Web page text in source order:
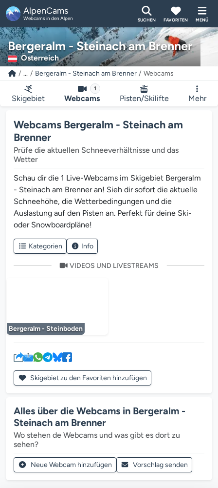
AlpenCams
Webcams in den Alpen SUCHEN FAVORITEN MENÜ
Bergeralm - Steinach am Brenner
Österreich
... Bergeralm - Steinach am Brenner Webcams
Skigebiet
1
Webcams Pisten/Skilifte Mehr
Webcams Bergeralm - Steinach am
Brenner
Prüfe die aktuellen Schneeverhältnisse und das
Wetter
Schau dir die 1 Live-Webcams im Skigebiet Bergeralm
- Steinach am Brenner an! Sieh dir sofort die aktuelle
Schneehöhe, die Wetterbedingungen und die
Auslastung auf den Pisten an. Perfekt für deine Ski-
oder Snowboardpläne!
Kategorien Info
VIDEOS UND LIVESTREAMS
Bergeralm - Steinboden
Skigebiet zu den Favoriten hinzufügen
Alles über die Webcams in Bergeralm -
Steinach am Brenner
Wo stehen de Webcams und was gibt es dort zu
sehen?
Neue Webcam hinzufügen Vorschlag senden